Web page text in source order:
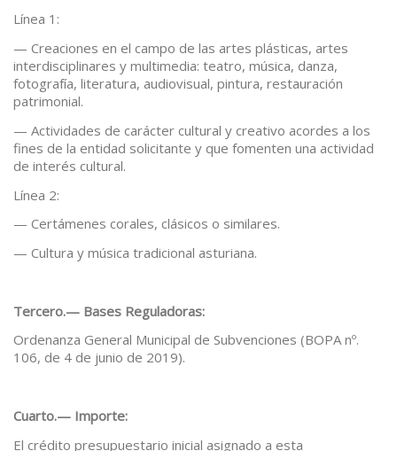
Línea 1:
— Creaciones en el campo de las artes plásticas, artes
interdisciplinares y multimedia: teatro, música, danza,
fotografía, literatura, audiovisual, pintura, restauración
patrimonial.
— Actividades de carácter cultural y creativo acordes a los
fines de la entidad solicitante y que fomenten una actividad
de interés cultural.
Línea 2:
— Certámenes corales, clásicos o similares.
— Cultura y música tradicional asturiana.
Tercero.— Bases Reguladoras:
Ordenanza General Municipal de Subvenciones (BOPA nº.
106, de 4 de junio de 2019).
Cuarto.— Importe:
El crédito presupuestario inicial asignado a esta